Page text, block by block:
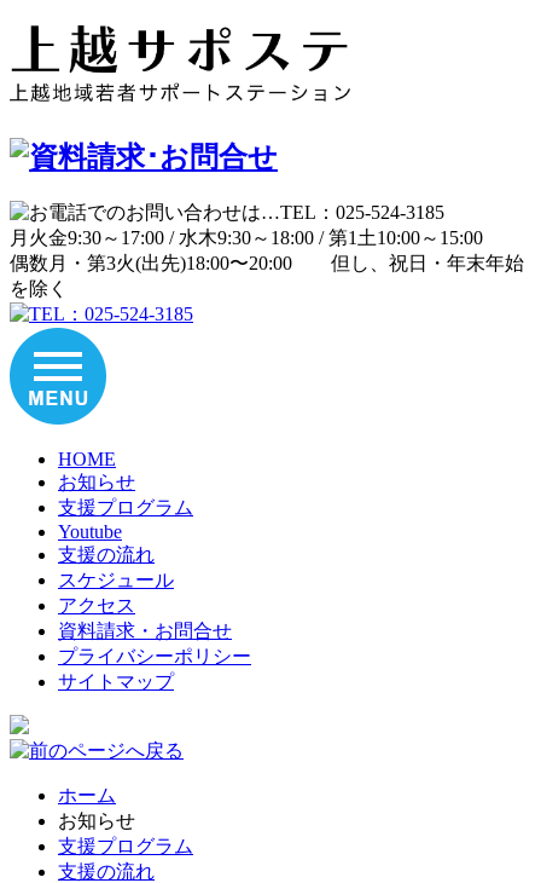
月 火金9:30～17:00 / 水木9:30～18:00 /第1土10:00～15:00
偶数月・第3火(出先)18:00〜20:00 但し、祝日・年末年始
を除く
HOME
お知らせ
支援プログラム
Youtube
支援の流れ
スケジュール
アクセス
資料請求・お問合せ
プライバシーポリシー
サイトマップ
ホーム
お知らせ
支援プログラム
支援の流れ